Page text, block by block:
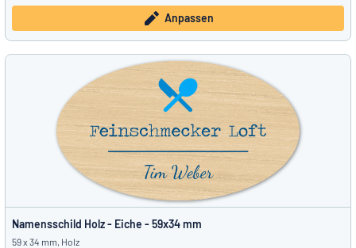
Anpassen
Namensschild Holz - Eiche - 59x34 mm
59 x 34 mm, Holz